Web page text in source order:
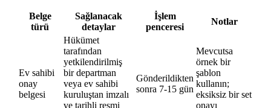
Belge
türü
Sağlanacak
detaylar
İşlem
penceresi
Notlar
Ev sahibi
onay
belgesi
Hükümet
tarafından
yetkilendirilmiş
bir departman
veya ev sahibi
kuruluştan imzalı
ve tarihli resmi
Gönderildikten
sonra 7-15 gün
Mevcutsa
örnek bir
şablon
kullanın;
eksiksiz bir set
onayı